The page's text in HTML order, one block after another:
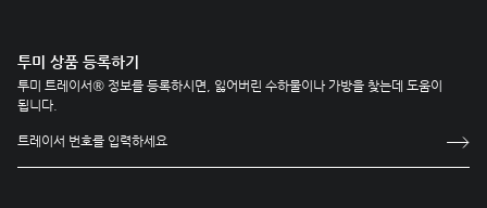
투미 상품 등록하기
투미 트레이서® 정보를 등록하시면, 잃어버린 수하물이나 가방을 찾는데 도움이
됩니다.